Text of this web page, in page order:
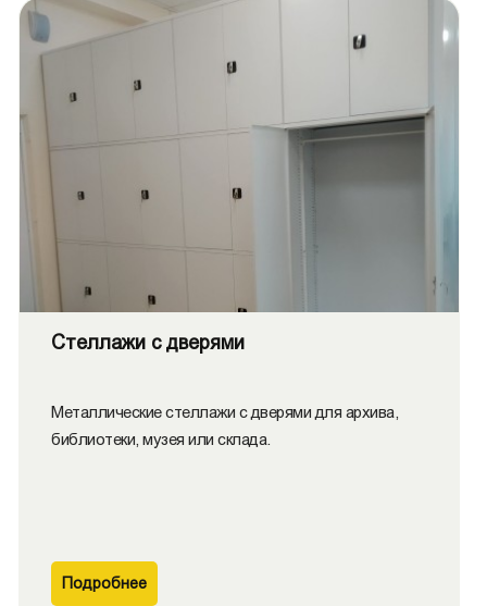
Стеллажи с дверями
Металлические cтеллажи с дверями для архива,
библиотеки, музея или склада.
Подробнее